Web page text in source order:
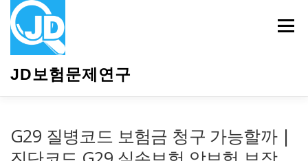
JD보험문제연구
메뉴
G29 질병코드 보험금 청구 가능할까 |